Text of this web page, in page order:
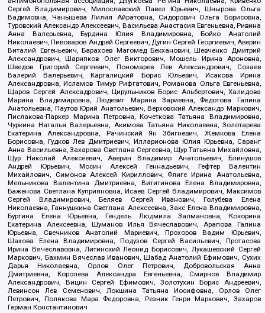
Сергей Владимирович, Милославский Павел Юрьевич, Шнырова Ольга
Вадимовна, Чанышева Лилия Айратовна, Сидорович Ольга Борисовна,
Туровский Александр Алексеевич, Васильева Анастасия Евгеньевна, Ривина
Анна Валерьевна, Бурдина Юлия Владимировна, Бойко Анатолий
Николаевич, Пивоваров Андрей Сергеевич, Дугин Сергей Георгиевич, Аверин
Виталий Евгеньевич, Барахоев Магомед Бекханович, Шевченко Дмитрий
Александрович, Шарипков Олег Викторович, Мошель Ирина Ароновна,
Шведов Григорий Сергеевич, Пономарев Лев Александрович, Созаев
Валерий Валерьевич, Каргалицкий Борис Юльевич, Исакова Ирина
Александровна, Исламов Тимур Рифгатович, Романова Ольга Евгеньевна,
Щаров Сергей Алексадрович, Цирульников Борис Альбертович, Халидова
Марина Владимировна, Людевиг Марина Зариевна, Федотова Галина
Анатольевна, Паутов Юрий Анатольевич, Верховский Александр Маркович,
Пислакова-Паркер Марина Петровна, Кочеткова Татьяна Владимировна,
Чуркина Наталья Валерьевна, Акимова Татьяна Николаевна, Золотарева
Екатерина Александровна, Рачинский Ян Збигневич, Жемкова Елена
Борисовна, Гудков Лев Дмитриевич, Илларионова Юлия Юрьевна, Саранг
Анна Васильевна, Захарова Светлана Сергеевна, Щур Татьяна Михайловна,
Щур Николай Алексеевич, Аверин Владимир Анатольевич, Блинушов
Андрей Юрьевич, Мосин Алексей Геннадьевич, Гефтер Валентин
Михайлович, Симонов Алексей Кириллович, Флиге Ирина Анатольевна,
Мельникова Валентина Дмитриевна, Вититинова Елена Владимировна,
Баженова Светлана Куприяновна, Исаев Сергей Владимирович, Максимов
Сергей Владимирович, Беляев Сергей Иванович, Голубева Елена
Николаевна, Ганнушкина Светлана Алексеевна, Закс Елена Владимировна,
Буртина Елена Юрьевна, Гендель Людмила Залмановна, Кокорина
Екатерина Алексеевна, Шуманов Илья Вячеславович, Арапова Галина
Юрьевна, Свечников Анатолий Мариевич, Прохоров Вадим Юрьевич,
Шахова Елена Владимировна, Подузов Сергей Васильевич, Протасова
Ирина Вячеславовна, Литинский Леонид Борисович, Лукашевский Сергей
Маркович, Бахмин Вячеслав Иванович, Шабад Анатолий Ефимович, Сухих
Дарья Николаевна, Орлов Олег Петрович, Добровольская Анна
Дмитриевна, Королева Александра Евгеньевна, Смирнов Владимир
Александрович, Вицин Сергей Ефимович, Золотухин Борис Андреевич,
Левинсон Лев Семенович, Локшина Татьяна Иосифовна, Орлов Олег
Петрович, Полякова Мара Федоровна, Резник Генри Маркович, Захаров
Герман Константинович